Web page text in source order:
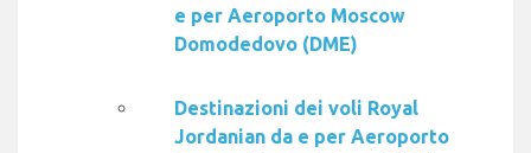
e per Aeroporto Moscow
Domodedovo (DME)
Destinazioni dei voli Royal
Jordanian da e per Aeroporto